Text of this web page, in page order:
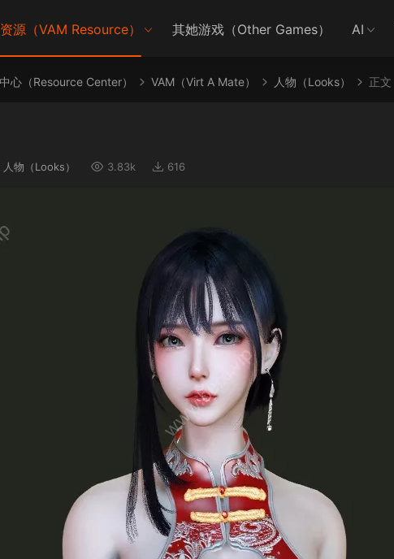
源（VAM Resource） 其她游戏（Other Games） AI
心（Resource Center） VAM（Virt A Mate） 人物（Looks） 正文
人物（Looks） 3.83k 616